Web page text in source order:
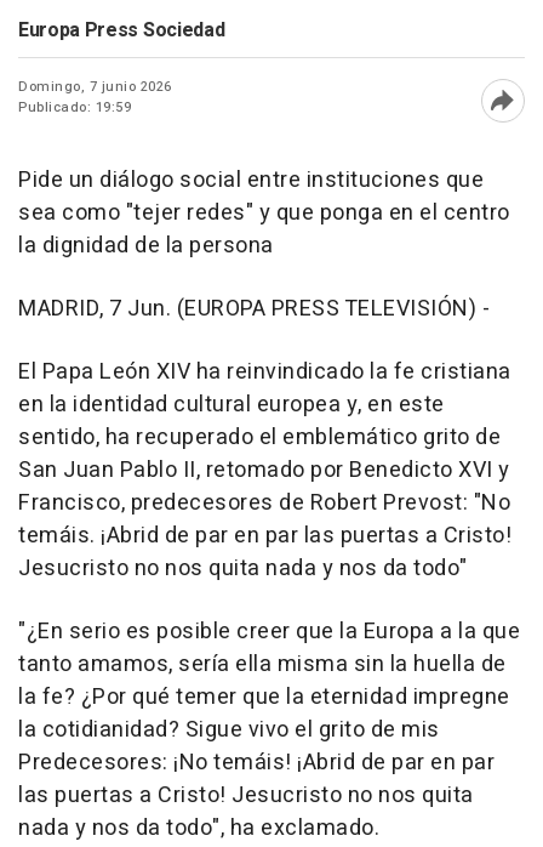
Europa Press Sociedad
Domingo, 7 junio 2026
Publicado: 19:59
Pide un diálogo social entre instituciones que
sea como "tejer redes" y que ponga en el centro
la dignidad de la persona
MADRID, 7 Jun. (EUROPA PRESS TELEVISIÓN) -
El Papa León XIV ha reinvindicado la fe cristiana
en la identidad cultural europea y, en este
sentido, ha recuperado el emblemático grito de
San Juan Pablo II, retomado por Benedicto XVI y
Francisco, predecesores de Robert Prevost: "No
temáis. ¡Abrid de par en par las puertas a Cristo!
Jesucristo no nos quita nada y nos da todo"
"¿En serio es posible creer que la Europa a la que
tanto amamos, sería ella misma sin la huella de
la fe? ¿Por qué temer que la eternidad impregne
la cotidianidad? Sigue vivo el grito de mis
Predecesores: ¡No temáis! ¡Abrid de par en par
las puertas a Cristo! Jesucristo no nos quita
nada y nos da todo", ha exclamado.